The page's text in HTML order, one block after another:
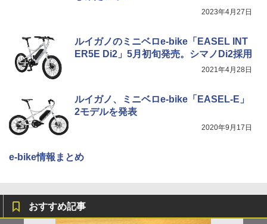
2023年4月27日
ルイガノのミニベロe-bike「EASEL INT
ER5E Di2」5月初旬発売。シマノDi2採用
2021年4月28日
ルイガノ、ミニベロe-bike「EASEL-E」
2モデルを発表
2020年9月17日
e-bike情報まとめ
おすすめ記事